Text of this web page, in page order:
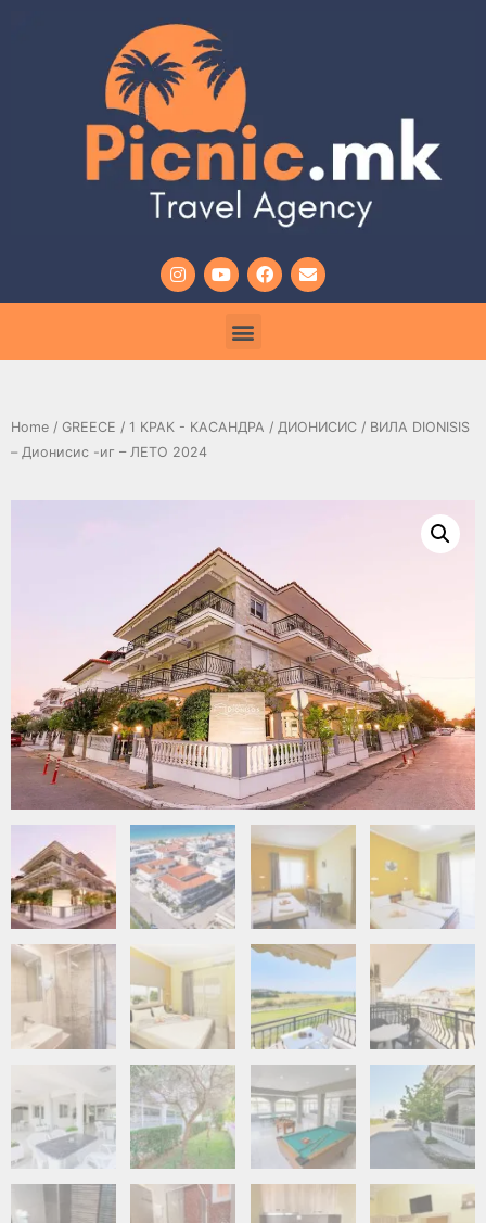
Home / GREECE / 1 КРАК - КАСАНДРА / ДИОНИСИС / ВИЛА DIONISIS
– Дионисис -иг – ЛЕТО 2024